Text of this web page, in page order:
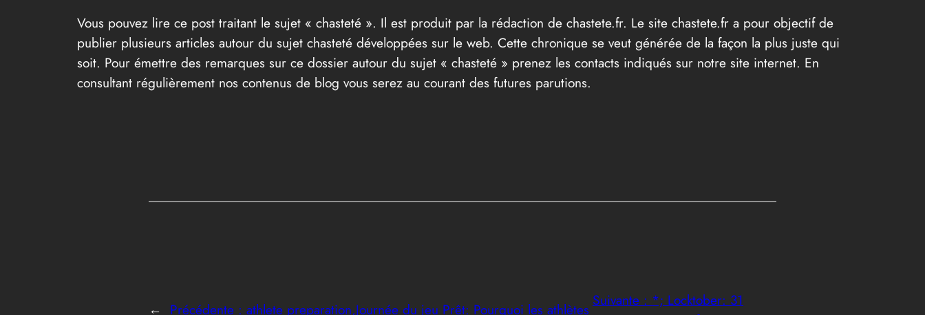
Vous pouvez lire ce post traitant le sujet « chasteté ». Il est produit par la rédaction de chastete.fr. Le site chastete.fr a pour objectif de
publier plusieurs articles autour du sujet chasteté développées sur le web. Cette chronique se veut générée de la façon la plus juste qui
soit. Pour émettre des remarques sur ce dossier autour du sujet « chasteté » prenez les contacts indiqués sur notre site internet. En
consultant régulièrement nos contenus de blog vous serez au courant des futures parutions.
← Précédente : athlete preparation,Journée du jeu Prêt: Pourquoi les athlètes
Suivante : *; Locktober: 31